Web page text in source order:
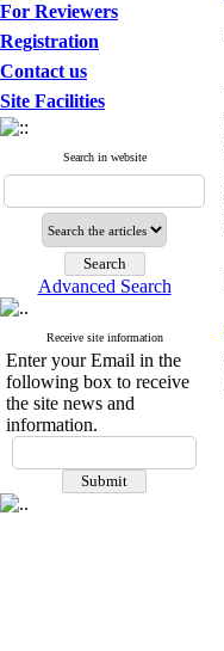
For Reviewers
Registration
Contact us
Site Facilities
Search in website
Advanced Search
Receive site information
Enter your Email in the
following box to receive
the site news and
information.